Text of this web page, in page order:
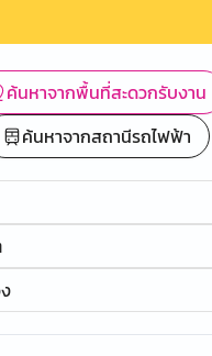
ค้นหาจากพื้นที่สะดวกรับงาน
ค้นหาจากสถานีรถไฟฟ้า